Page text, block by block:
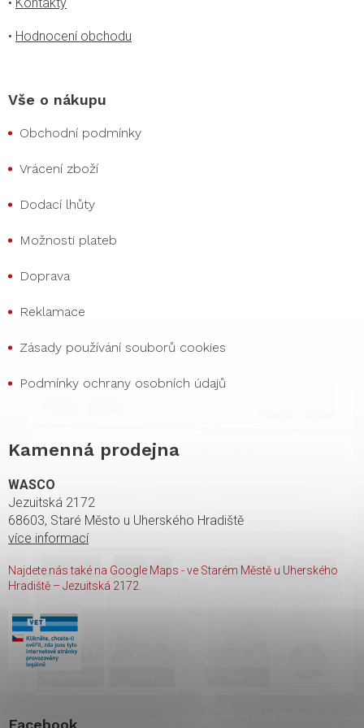
• Hodnocení obchodu
Vše o nákupu
Obchodní podmínky
Vrácení zboží
Dodací lhůty
Možnosti plateb
Doprava
Reklamace
Zásady používání souborů cookies
Podmínky ochrany osobních údajů
Kamenná prodejna
WASCO
Jezuitská 2172
68603, Staré Město u Uherského Hradiště
více informací
Najdete nás také na Google Maps - ve Starém Městě u Uherského
Hradiště – Jezuitská 2172.
Facebook